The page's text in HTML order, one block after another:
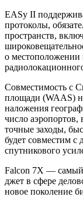
EASy II
протоколы,
пространств,
о местоположении
Совместимость с
площади (WAAS)
наложения
число
точные заходы,
будет совместим
спутникового
Falcon 7X — самый
джет в сфере
новое поколение